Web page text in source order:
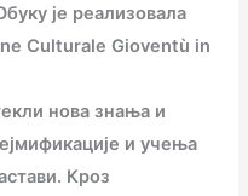
је реализовала
Culturale Gioventù in
нова знања и
и учења
Кроз